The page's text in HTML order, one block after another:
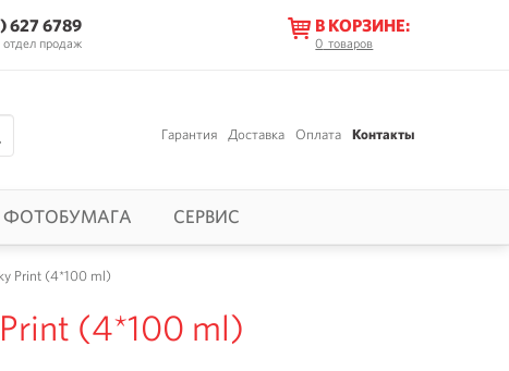
627 6789
отдел продаж
В КОРЗИНЕ:
0 товаров
Гарантия Доставка Оплата Контакты
ФОТОБУМАГА СЕРВИС
Print (4*100 ml)
(4*100 ml)